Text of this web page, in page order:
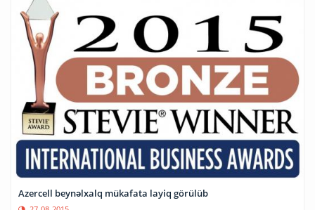
Azercell beynəlxalq mükafata layiq görülüb